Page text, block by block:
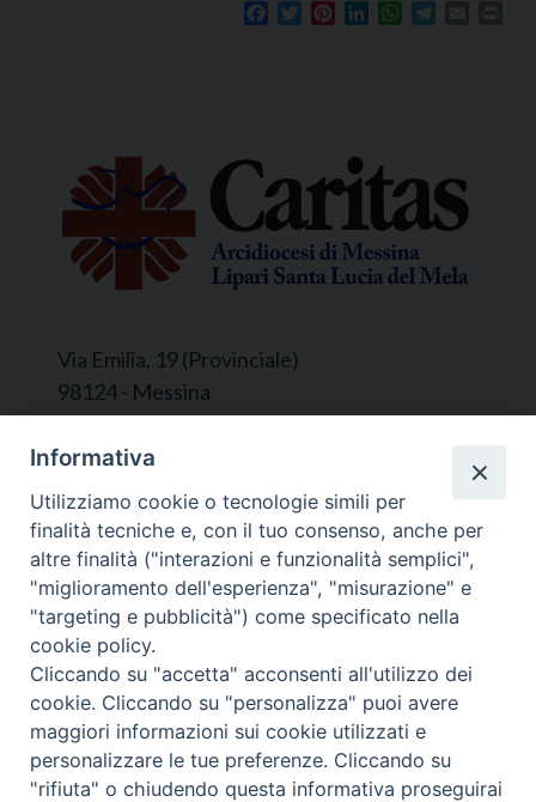
Facebook
TwitterPinterestLinkedInWhatsApp
Via Emilia, 19 (Provinciale)
98124 - Messina
Segreteria e Amministrazione:
L’Ufficio è aperto tutti i giorni da lunedì a
venerdì, dalle ore 9.30 alle ore 12.30.
Tel. 090.9146045
mail:ufficiocaritas@diocesimessina.it.
Seguici su
© 2022 - 2025 Caritas Arcidiocesi di Messina Lipari
Santa Lucia del Mela - All Rights Reserved | Privacy
Informativa
Utilizziamo cookie o tecnologie simili per
finalità tecniche e, con il tuo consenso, anche per
altre finalità ("interazioni e funzionalità semplici",
"miglioramento dell'esperienza", "misurazione" e
"targeting e pubblicità") come specificato nella
cookie policy.
Cliccando su "accetta" acconsenti all'utilizzo dei
cookie. Cliccando su "personalizza" puoi avere
maggiori informazioni sui cookie utilizzati e
personalizzare le tue preferenze. Cliccando su
"rifiuta" o chiudendo questa informativa proseguirai